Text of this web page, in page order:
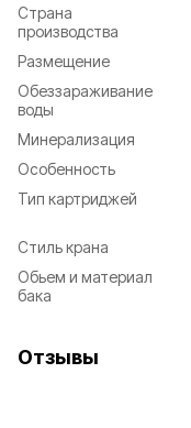
Страна
производства
Размещение
Обеззараживание
воды
Минерализация
Особенность
Тип картриджей
Стиль крана
Обьем и материал
бака
Отзывы